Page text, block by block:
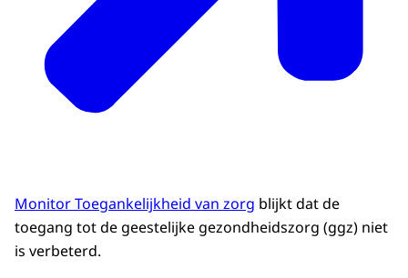
Monitor Toegankelijkheid van zorg blijkt dat de
toegang tot de geestelijke gezondheidszorg (ggz) niet
is verbeterd.